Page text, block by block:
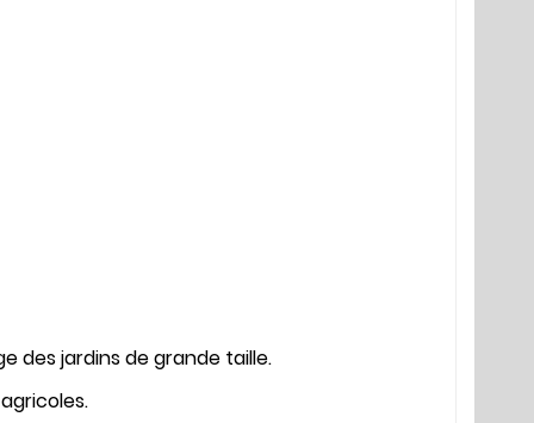
des jardins de grande taille.